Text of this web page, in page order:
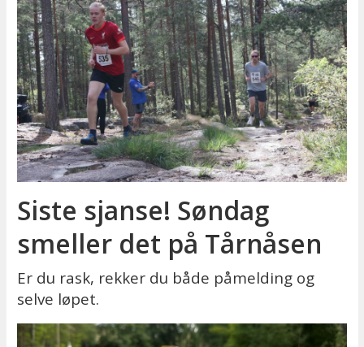
Siste sjanse! Søndag
smeller det på Tårnåsen
Er du rask, rekker du både påmelding og
selve løpet.